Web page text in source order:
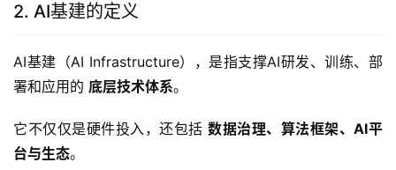
2. AI基建的定义
AI基建（AI Infrastructure），是指支撑AI研发、训练、部
署和应用的 底层技术体系。
它不仅仅是硬件投入，还包括 数据治理、算法框架、AI平
台与生态。